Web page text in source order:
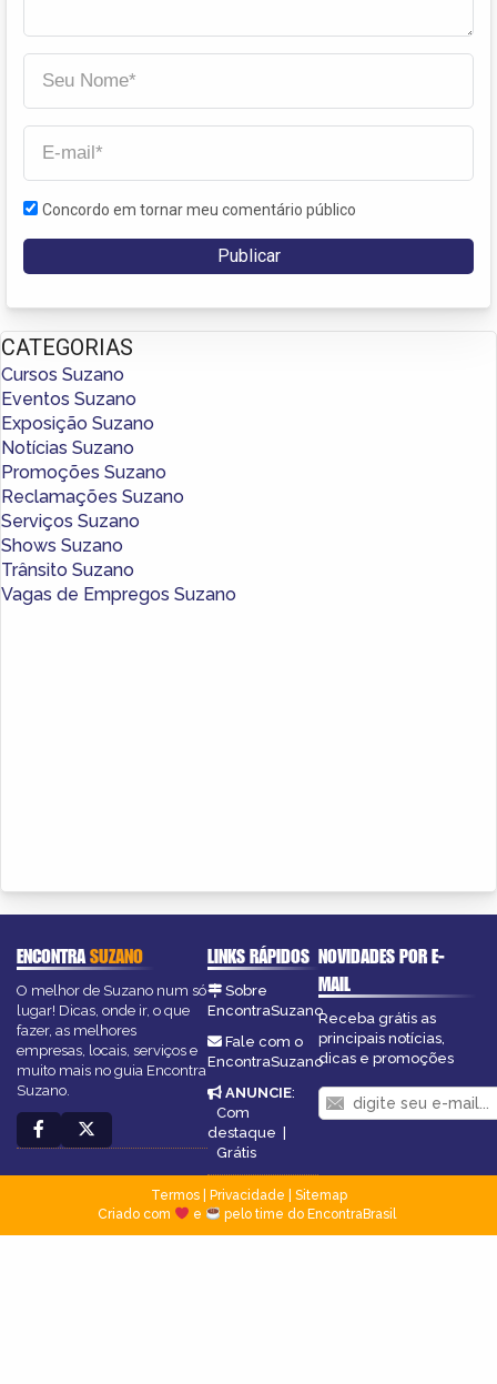
Concordo em tornar meu comentário público
CATEGORIAS
Cursos Suzano
Eventos Suzano
Exposição Suzano
Notícias Suzano
Promoções Suzano
Reclamações Suzano
Serviços Suzano
Shows Suzano
Trânsito Suzano
Vagas de Empregos Suzano
ENCONTRASUZANO
O melhor de Suzano num só
lugar! Dicas, onde ir, o que
fazer, as melhores
empresas, locais, serviços e
muito mais no guia Encontra
Suzano.
LINKS RÁPIDOS
Sobre
EncontraSuzano
Fale com o
EncontraSuzano
ANUNCIE:
Com
destaque
Grátis
NOVIDADES POR E-
MAIL
Receba grátis as
principais notícias,
dicas e promoções
Termos| Privacidade
Sitemap
Criado com
e pelo time do EncontraBrasil